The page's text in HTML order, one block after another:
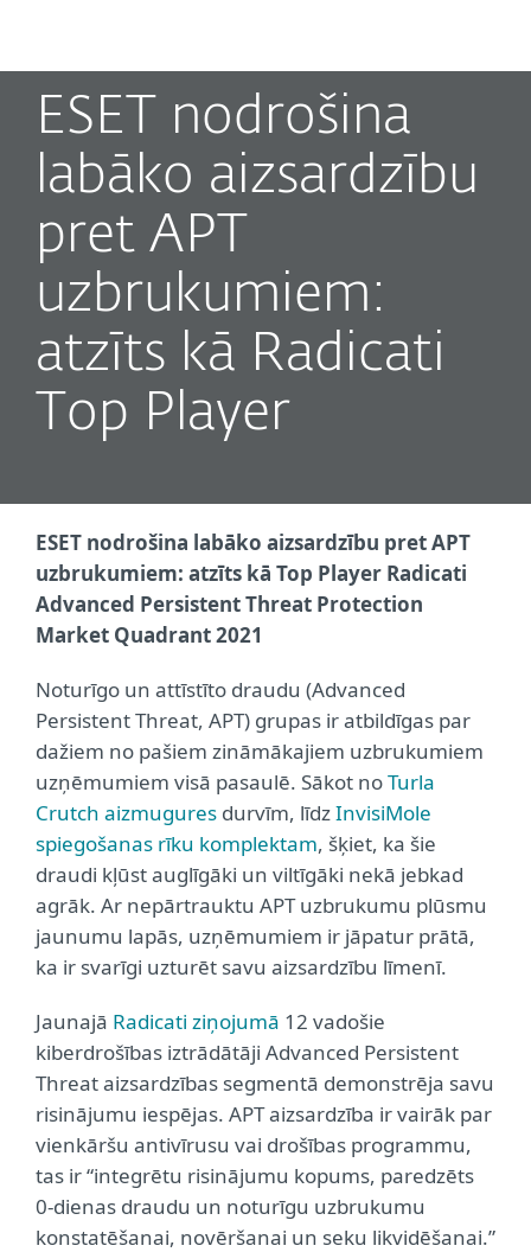
ESET nodrošina
labāko aizsardzību
pret APT
uzbrukumiem:
atzīts kā Radicati
Top Player
ESET nodrošina labāko aizsardzību pret APT
uzbrukumiem: atzīts kā Top Player Radicati
Advanced Persistent Threat Protection
Market Quadrant 2021
Noturīgo un attīstīto draudu (Advanced
Persistent Threat, APT) grupas ir atbildīgas par
dažiem no pašiem zināmākajiem uzbrukumiem
uzņēmumiem visā pasaulē. Sākot noTurla
Crutch aizmugures durvīm, līdzInvisiMole
spiegošanas rīku komplektam, šķiet, ka šie
draudi kļūst auglīgāki un viltīgāki nekā jebkad
agrāk. Ar nepārtrauktu APT uzbrukumu plūsmu
jaunumu lapās, uzņēmumiem ir jāpatur prātā,
ka ir svarīgi uzturēt savu aizsardzību līmenī.
Jaunajā Radicati ziņojumā 12 vadošie
kiberdrošības iztrādātāji Advanced Persistent
Threat aizsardzības segmentā demonstrēja savu
risinājumu iespējas. APT aizsardzība ir vairāk par
vienkāršu antivīrusu vai drošības programmu,
tas ir “integrētu risinājumu kopums, paredzēts
0-dienas draudu un noturīgu uzbrukumu
konstatēšanai, novēršanai un seku likvidēšanai.”